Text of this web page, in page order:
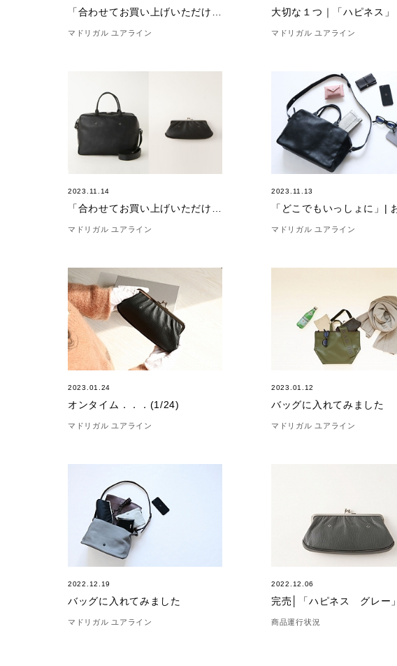
マドリガル ユアライン
大切な１つ｜「ハピネス」
マドリガル ユアライン
2023.11.14
マドリガル ユアライン
2023.11.13
マドリガル ユアライン
2023.01.24
オンタイム．．．(1/24)
マドリガル ユアライン
2023.01.12
バッグに入れてみました
マドリガル ユアライン
2022.12.19
バッグに入れてみました
マドリガル ユアライン
2022.12.06
完売│「ハピネス グレー」
商品運行状況